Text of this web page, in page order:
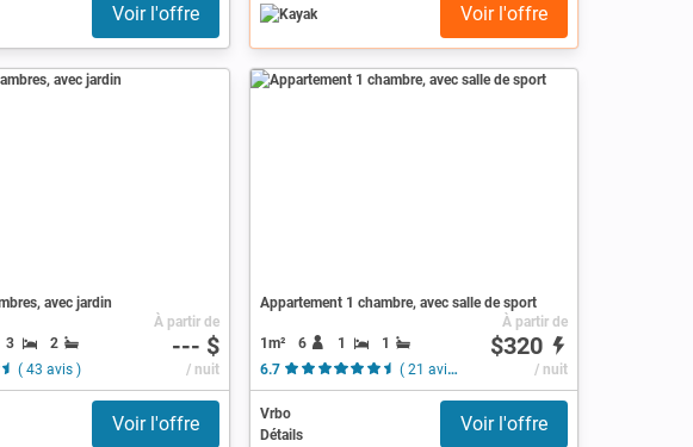
Voir l'offre Voir l'offre
avec jardin
3
2
( 43 avis )
À partir de
--- $
/ nuit
Voir l'offre
Appartement 1 chambre, avec salle de sport
1m² 6 1
1
6.7
( 21 avis )
À partir de
$320
/ nuit
Vrbo
Détails
Voir l'offre